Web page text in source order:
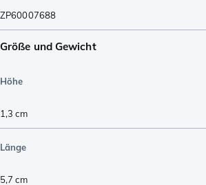
ZP60007688
Größe und Gewicht
Höhe
1,3 cm
Länge
5,7 cm